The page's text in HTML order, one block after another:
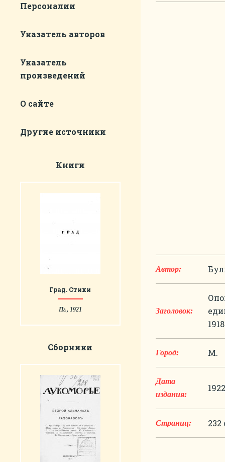
Персоналии
Указатель авторов
Указатель
произведений
О сайте
Другие источники
Книги
Град. Стихи
Пг., 1921
Сборники
Автор:
Заголовок:
Город: М.
Дата
издания:
1922
Страниц: 232